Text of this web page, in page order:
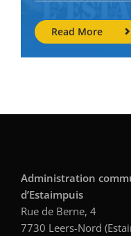
Read More
Administration
d’Estaimpuis
Rue de Berne, 4
7730 Leers-Nord